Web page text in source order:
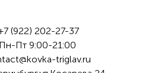
(922) 202-27-37
Пн-Пт 9:00-21:00
triglav.ru